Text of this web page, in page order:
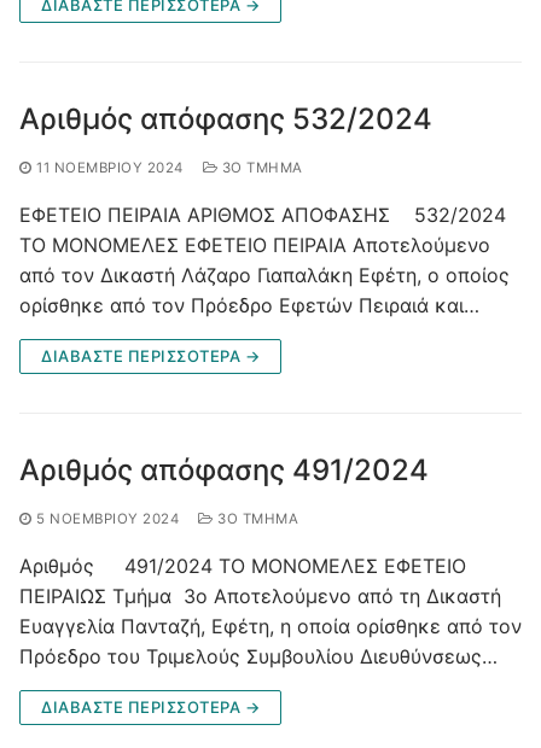
ΔΙΑΒΑΣΤΕ ΠΕΡΙΣΣΟΤΕΡΑ →
Αριθμός απόφασης 532/2024
11 ΝΟΕΜΒΡΊΟΥ 2024 3Ο ΤΜΉΜΑ
ΕΦΕΤΕΙΟ ΠΕΙΡΑΙΑ ΑΡΙΘΜΟΣ ΑΠΟΦΑΣΗΣ 532/2024
ΤΟ ΜΟΝΟΜΕΛΕΣ ΕΦΕΤΕΙΟ ΠΕΙΡΑΙΑ Αποτελούμενο
από τoν Δικαστή Λάζαρο Γιαπαλάκη Εφέτη, ο οποίος
ορίσθηκε από τον Πρόεδρο Εφετών Πειραιά και…
ΔΙΑΒΑΣΤΕ ΠΕΡΙΣΣΟΤΕΡΑ →
Αριθμός απόφασης 491/2024
5 ΝΟΕΜΒΡΊΟΥ 2024 3Ο ΤΜΉΜΑ
Αριθμός 491/2024 ΤΟ ΜΟΝΟΜΕΛΕΣ ΕΦΕΤΕΙΟ
ΠΕΙΡΑΙΩΣ Τμήμα 3ο Αποτελούμενο από τη Δικαστή
Ευαγγελία Πανταζή, Εφέτη, η οποία ορίσθηκε από τον
Πρόεδρο του Τριμελούς Συμβουλίου Διευθύνσεως…
ΔΙΑΒΑΣΤΕ ΠΕΡΙΣΣΟΤΕΡΑ →